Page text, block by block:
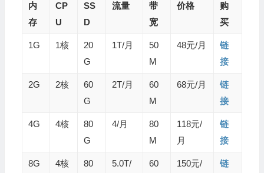
内
存
CP
U
SS
D
流量
带
宽
价格
购
买
1G 1核
20
G
1T/月
50
M
48元/月
链
接
2G 2核
60
G
2T/月
60
M
68元/月
链
接
4G 4核
80
G
4/月
80
M
118元/
月
链
接
8G 4核
80
5.0T/
60
150元/
链